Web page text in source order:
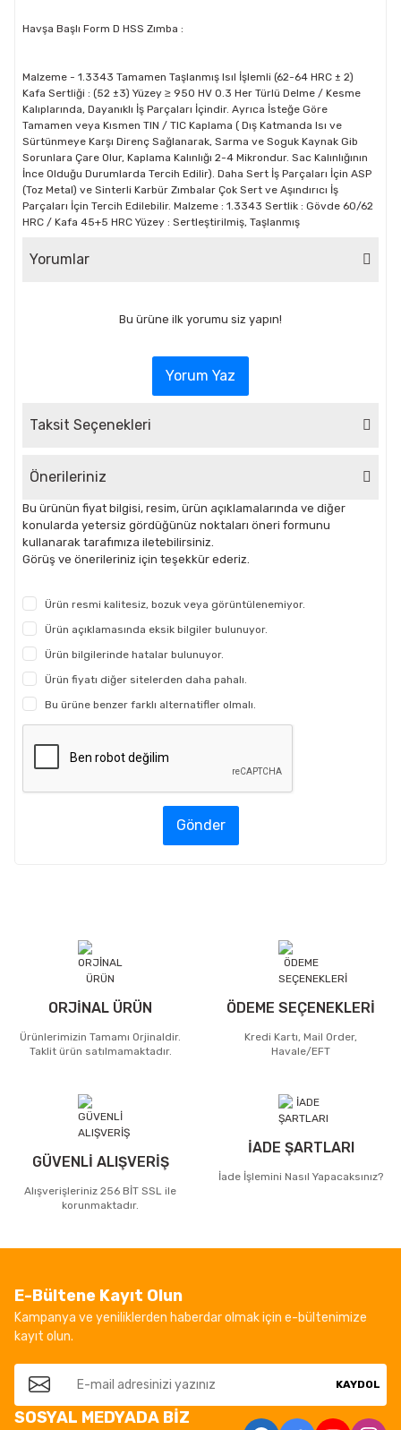
Havşa Başlı Form D HSS Zımba :
Malzeme - 1.3343 Tamamen Taşlanmış Isıl İşlemli (62-64 HRC ± 2)
Kafa Sertliği : (52 ±3) Yüzey ≥ 950 HV 0.3 Her Türlü Delme / Kesme
Kalıplarında, Dayanıklı İş Parçaları İçindir. Ayrıca İsteğe Göre
Tamamen veya Kısmen TIN / TIC Kaplama ( Dış Katmanda Isı ve
Sürtünmeye Karşı Direnç Sağlanarak, Sarma ve Soguk Kaynak Gib
Sorunlara Çare Olur, Kaplama Kalınlığı 2-4 Mikrondur. Sac Kalınlığının
İnce Olduğu Durumlarda Tercih Edilir). Daha Sert İş Parçaları İçin ASP
(Toz Metal) ve Sinterli Karbür Zımbalar Çok Sert ve Aşındırıcı İş
Parçaları İçin Tercih Edilebilir. Malzeme : 1.3343 Sertlik : Gövde 60/62
HRC / Kafa 45+5 HRC Yüzey : Sertleştirilmiş, Taşlanmış
Yorumlar
Bu ürüne ilk yorumu siz yapın!
Yorum Yaz
Taksit Seçenekleri
Önerileriniz
Bu ürünün fiyat bilgisi, resim, ürün açıklamalarında ve diğer
konularda yetersiz gördüğünüz noktaları öneri formunu
kullanarak tarafımıza iletebilirsiniz.
Görüş ve önerileriniz için teşekkür ederiz.
Ürün resmi kalitesiz, bozuk veya görüntülenemiyor.
Ürün açıklamasında eksik bilgiler bulunuyor.
Ürün bilgilerinde hatalar bulunuyor.
Ürün fiyatı diğer sitelerden daha pahalı.
Bu ürüne benzer farklı alternatifler olmalı.
Gönder
ORJİNAL ÜRÜN
Ürünlerimizin Tamamı Orjinaldir.
Taklit ürün satılmamaktadır.
ÖDEME SEÇENEKLERİ
Kredi Kartı, Mail Order,
Havale/EFT
GÜVENLİ ALIŞVERİŞ
Alışverişleriniz 256 BİT SSL ile
korunmaktadır.
İADE ŞARTLARI
İade İşlemini Nasıl Yapacaksınız?
E-Bültene Kayıt Olun
Kampanya ve yeniliklerden haberdar olmak için e-bültenimize
kayıt olun.
KAYDOL
SOSYAL MEDYADA BİZ